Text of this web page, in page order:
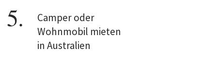
Camper oder
Wohnmobil mieten
in Australien